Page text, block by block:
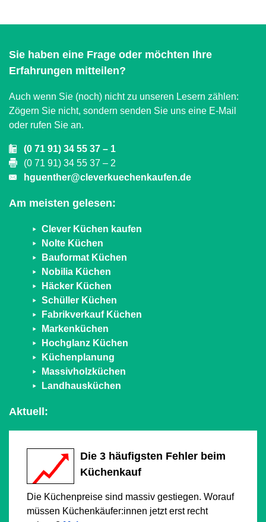
Sie haben eine Frage oder möchten Ihre
Erfahrungen mitteilen?
Auch wenn Sie (noch) nicht zu unseren Lesern zählen:
Zögern Sie nicht, sondern senden Sie uns eine E-Mail
oder rufen Sie an.
(0 71 91) 34 55 37 – 1
(0 71 91) 34 55 37 – 2
hguenther@cleverkuechenkaufen.de
Am meisten gelesen:
Clever Küchen kaufen
Nolte Küchen
Bauformat Küchen
Nobilia Küchen
Häcker Küchen
Schüller Küchen
Fabrikverkauf Küchen
Markenküchen
Hochglanz Küchen
Küchenplanung
Massivholzküchen
Landhausküchen
Aktuell:
Die 3 häufigsten Fehler beim
Küchenkauf
Die Küchenpreise sind massiv gestiegen. Worauf
müssen Küchenkäufer:innen jetzt erst recht